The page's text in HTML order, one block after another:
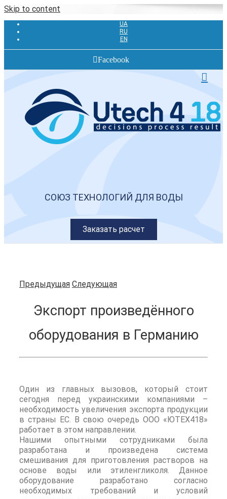
Skip to content
UA
RU
EN
Facebook
СОЮЗ ТЕХНОЛОГИЙ ДЛЯ ВОДЫ
Заказать расчет
Предыдущая Следующая
Экспорт произведённого
оборудования в Германию
Один из главных вызовов, который стоит
сегодня перед украинскими компаниями –
необходимость увеличения экспорта продукции
в страны ЕС. В свою очередь ООО «ЮТЕХ418»
работает в этом направлении.
Нашими опытными сотрудниками была
разработана и произведена система
смешивания для приготовления растворов на
основе воды или этиленгликоля. Данное
оборудование разработано согласно
необходимых требований и условий